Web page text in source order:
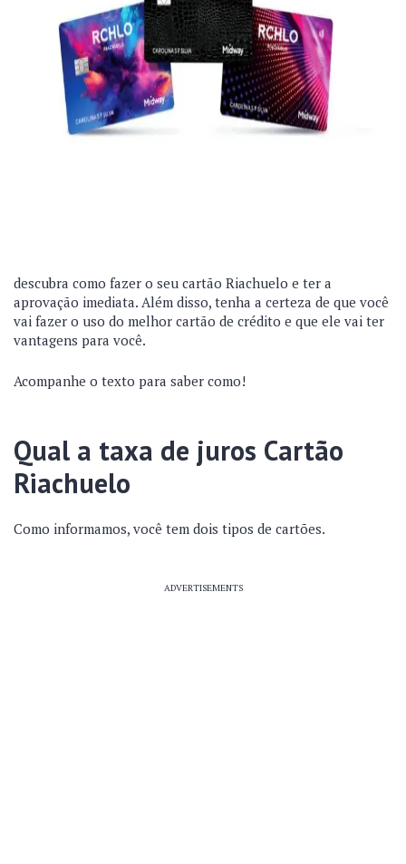
descubra como fazer o seu cartão Riachuelo e ter a
aprovação imediata. Além disso, tenha a certeza de que você
vai fazer o uso do melhor cartão de crédito e que ele vai ter
vantagens para você.
Acompanhe o texto para saber como!
Qual a taxa de juros Cartão
Riachuelo
Como informamos, você tem dois tipos de cartões.
ADVERTISEMENTS